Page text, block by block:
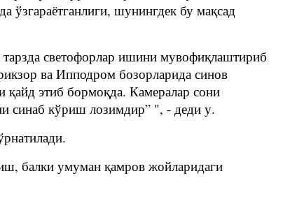
шунингдек бу мақсад
светофорлар ишини мувофиқлаштириб
ва Ипподром бозорларида синов
қайд этиб бормоқда. Камералар сони
синаб кўриш лозимдир” ", - деди у.
балки умуман қамров жойларидаги